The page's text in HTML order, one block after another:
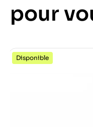
pour
Disponible